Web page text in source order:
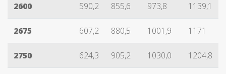
2600 590,2 855,6 973,8 1139,1
2675 607,2 880,5 1001,9 1171
2750 624,3 905,2 1030,0 1204,8